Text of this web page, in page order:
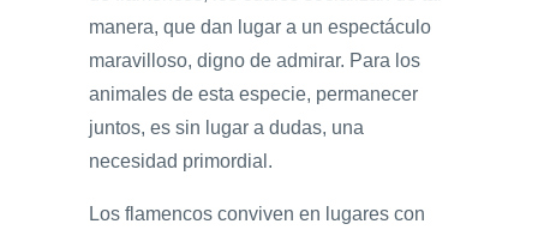
manera, que dan lugar a un espectáculo
maravilloso, digno de admirar. Para los
animales de esta especie, permanecer
juntos, es sin lugar a dudas, una
necesidad primordial.
Los flamencos conviven en lugares con